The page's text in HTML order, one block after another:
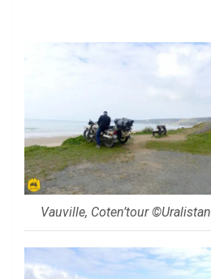
Vauville, Coten’tour ©Uralistan